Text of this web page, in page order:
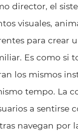
director, el
visuales,
para crear
Es como si
los mismos
tempo. La
a sentirse
navegan por